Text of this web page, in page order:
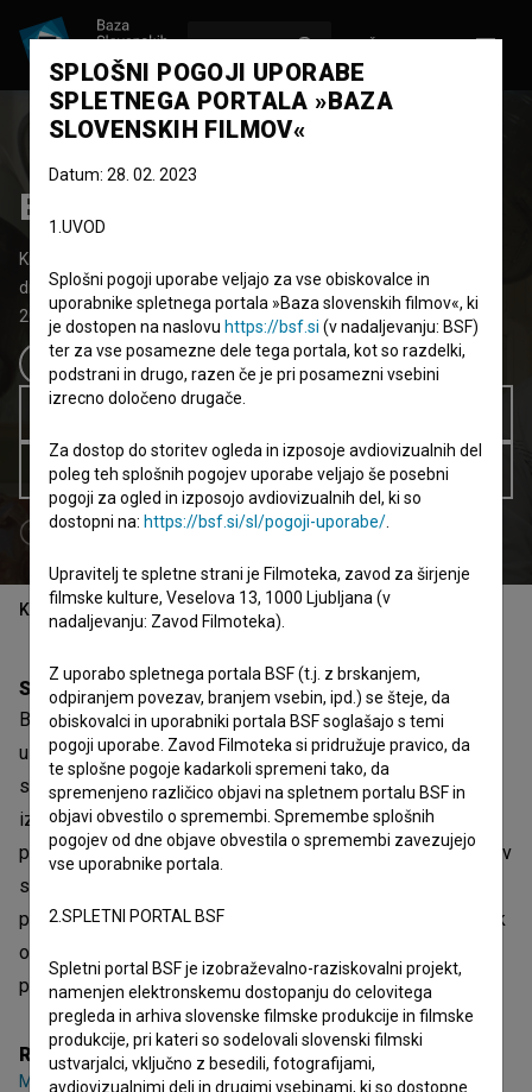
Biba
Kratki igrani film
drama, komedija
2018
Slovenija
Kupi ogled 1.99 EUR
Brezplačno za člane knjižnic
Kazalo
Sinopsis
Biba je dobrosrčna frizerka in rešuje težave vseh, ki se
usedejo na njen terapevtski frizerski stol. Že dolgo je
samska in naenkrat je soočena z lastnim problemom:
izpolniti mora mamino željo, da na rojstnodnevno zabavo
pride s spremljevalcem. Bibin sodelavec Fredi tako začne v
salon pošiljati potencialne snubce in salon se spremeni v
prostor za zmenke z bizarno smešnimi zapleti. Biba odmik
od kaotičnosti salona išče v svojem skritem kotičku ob
pripravi čaja in čaka, da v njeno življenje vstopi še nekdo.
Režija
Maja Prettner
SPLOŠNI POGOJI UPORABE
SPLETNEGA PORTALA »BAZA
SLOVENSKIH FILMOV«
Datum: 28. 02. 2023
1.UVOD
Splošni pogoji uporabe veljajo za vse obiskovalce in
uporabnike spletnega portala »Baza slovenskih filmov«, ki
je dostopen na naslovu https://bsf.si (v nadaljevanju: BSF)
ter za vse posamezne dele tega portala, kot so razdelki,
podstrani in drugo, razen če je pri posamezni vsebini
izrecno določeno drugače.
Za dostop do storitev ogleda in izposoje avdiovizualnih del
poleg teh splošnih pogojev uporabe veljajo še posebni
pogoji za ogled in izposojo avdiovizualnih del, ki so
dostopni na: https://bsf.si/sl/pogoji-uporabe/
Upravitelj te spletne strani je Filmoteka, zavod za širjenje
filmske kulture, Veselova 13, 1000 Ljubljana (v
nadaljevanju: Zavod Filmoteka).
Z uporabo spletnega portala BSF (t.j. z brskanjem,
odpiranjem povezav, branjem vsebin, ipd.) se šteje, da
obiskovalci in uporabniki portala BSF soglašajo s temi
pogoji uporabe. Zavod Filmoteka si pridružuje pravico, da
te splošne pogoje kadarkoli spremeni tako, da
spremenjeno različico objavi na spletnem portalu BSF in
objavi obvestilo o spremembi. Spremembe splošnih
pogojev od dne objave obvestila o spremembi zavezujejo
vse uporabnike portala.
2.SPLETNI PORTAL BSF
Spletni portal BSF je izobraževalno-raziskovalni projekt,
namenjen elektronskemu dostopanju do celovitega
pregleda in arhiva slovenske filmske produkcije in filmske
produkcije, pri kateri so sodelovali slovenski filmski
ustvarjalci, vključno z besedili, fotografijami,
avdiovizualnimi deli in drugimi vsebinami, ki so dostopne